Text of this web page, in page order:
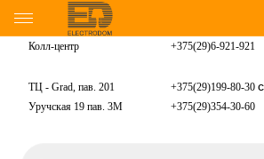
Колл-центр +375(29)6-921-921
ТЦ - Grad, пав. 201 +375(29)199-80-30
Уручская 19 пав. 3М +375(29)354-30-60